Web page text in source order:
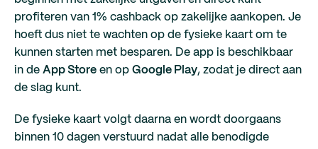
profiteren van 1% cashback op zakelijke aankopen. Je
hoeft dus niet te wachten op de fysieke kaart om te
kunnen starten met besparen. De app is beschikbaar
in de App Store en op Google Play, zodat je direct aan
de slag kunt.
De fysieke kaart volgt daarna en wordt doorgaans
binnen 10 dagen verstuurd nadat alle benodigde